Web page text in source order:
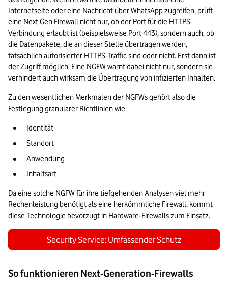
Internetseite oder eine Nachricht über WhatsApp zugreifen, prüft
eine Next Gen Firewall nicht nur, ob der Port für die HTTPS-
Verbindung erlaubt ist (beispielsweise Port 443), sondern auch, ob
die Datenpakete, die an dieser Stelle übertragen werden,
tatsächlich autorisierter HTTPS-Traffic sind oder nicht. Erst dann ist
der Zugriff möglich. Eine NGFW warnt dabei nicht nur, sondern sie
verhindert auch wirksam die Übertragung von infizierten Inhalten.
Zu den wesentlichen Merkmalen der NGFWs gehört also die
Festlegung granularer Richtlinien wie
Identität
Standort
Anwendung
Inhaltsart
Da eine solche NGFW für ihre tiefgehenden Analysen viel mehr
Rechenleistung benötigt als eine herkömmliche Firewall, kommt
diese Technologie bevorzugt in Hardware-Firewalls zum Einsatz.
Security Service: Umfassender Schutz
So funktionieren Next-Generation-Firewalls